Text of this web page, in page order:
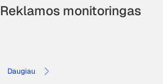
Reklamos monitoringas
Daugiau